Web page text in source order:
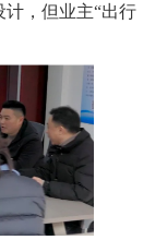
，但业主“出行